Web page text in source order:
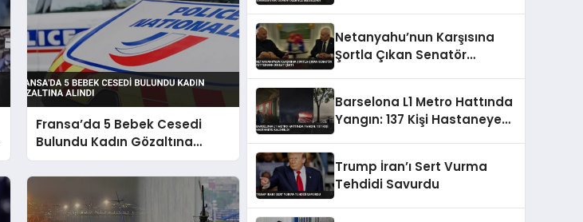
Fransa’da 5 Bebek Cesedi
Bulundu Kadın Gözaltına
Alındı
Netanyahu’nun Karşısına
Şortla Çıkan Senatör
Barselona L1 Metro Hattında
Yangın: 137 Kişi Hastaneye
Trump İran’ı Sert Vurma
Tehdidi Savurdu